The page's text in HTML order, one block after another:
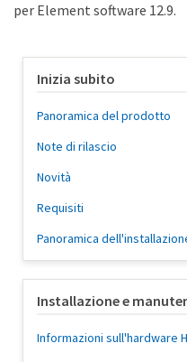
per Element software 12.9.
Inizia subito
Panoramica del prodotto
Note di rilascio
Novità
Requisiti
Panoramica
Installazione e
Informazioni sull'hardware